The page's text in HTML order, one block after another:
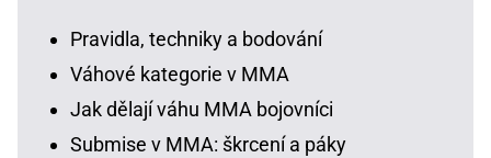
Pravidla, techniky a bodování
Váhové kategorie v MMA
Jak dělají váhu MMA bojovníci
Submise v MMA: škrcení a páky